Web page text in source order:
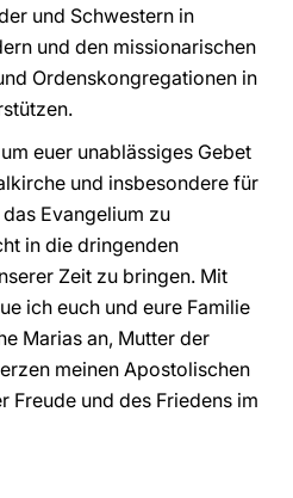
und Schwestern in
und den missionarischen
Ordenskongregationen in
euer unablässiges Gebet
und insbesondere für
Evangelium zu
in die dringenden
Zeit zu bringen. Mit
ich euch und eure Familie
Marias an, Mutter der
meinen Apostolischen
Freude und des Friedens im